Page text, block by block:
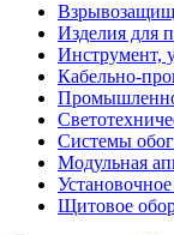
Изделия для
Инструмент,
Кабельно-
Системы
Модульная
Щитовое